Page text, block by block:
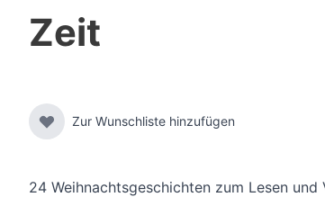
Zeit
Zur Wunschliste hinzufügen
24 Weihnachtsgeschichten zum Lesen